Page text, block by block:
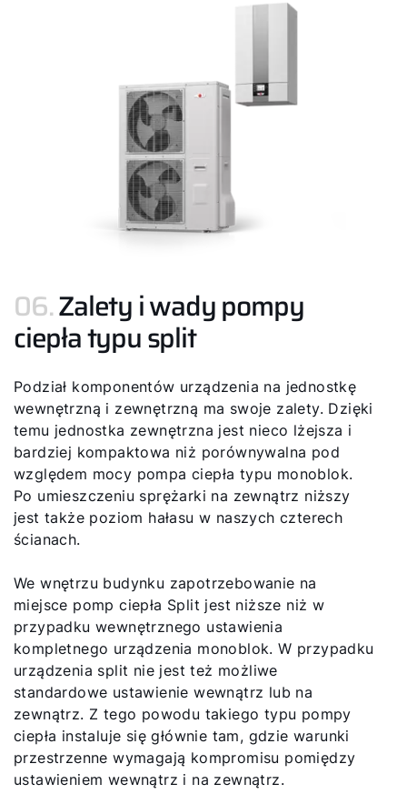
06.Zalety i wady pompy
ciepła typu split
Podział komponentów urządzenia na jednostkę
wewnętrzną i zewnętrzną ma swoje zalety. Dzięki
temu jednostka zewnętrzna jest nieco lżejsza i
bardziej kompaktowa niż porównywalna pod
względem mocy pompa ciepła typu monoblok.
Po umieszczeniu sprężarki na zewnątrz niższy
jest także poziom hałasu w naszych czterech
ścianach.
We wnętrzu budynku zapotrzebowanie na
miejsce pomp ciepła Split jest niższe niż w
przypadku wewnętrznego ustawienia
kompletnego urządzenia monoblok. W przypadku
urządzenia split nie jest też możliwe
standardowe ustawienie wewnątrz lub na
zewnątrz. Z tego powodu takiego typu pompy
ciepła instaluje się głównie tam, gdzie warunki
przestrzenne wymagają kompromisu pomiędzy
ustawieniem wewnątrz i na zewnątrz.